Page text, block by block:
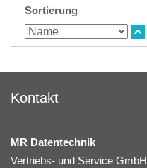
Sortierung
Kontakt
MR Datentechnik
Vertriebs- und Service GmbH